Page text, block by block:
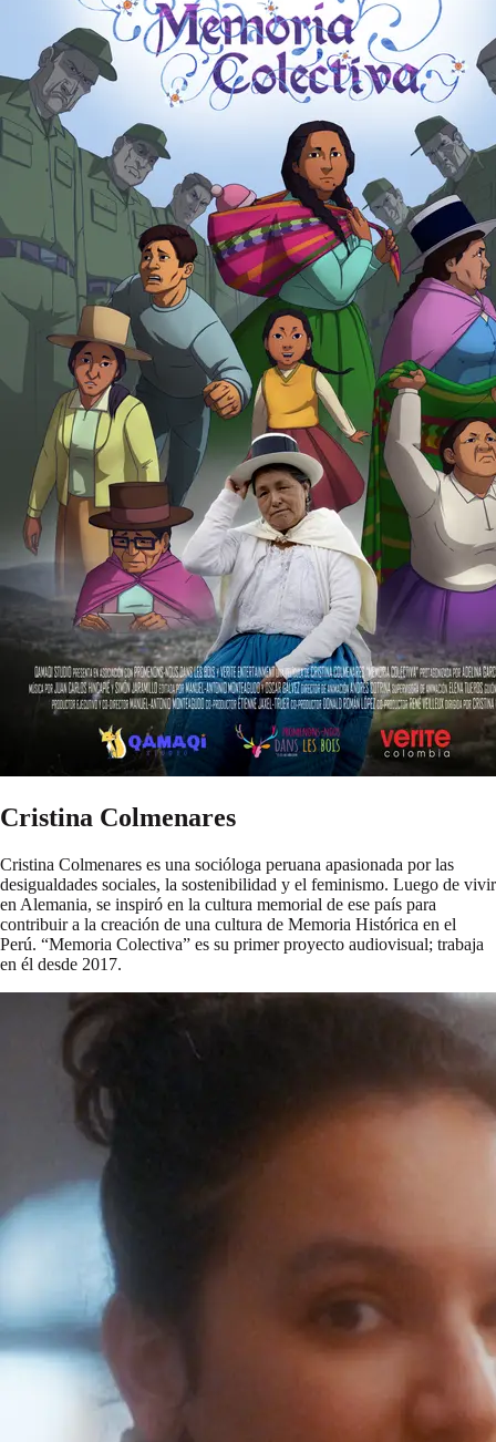
Cristina Colmenares
Cristina Colmenares es una socióloga peruana apasionada por las
desigualdades sociales, la sostenibilidad y el feminismo. Luego de vivir
en Alemania, se inspiró en la cultura memorial de ese país para
contribuir a la creación de una cultura de Memoria Histórica en el
Perú. “Memoria Colectiva” es su primer proyecto audiovisual; trabaja
en él desde 2017.